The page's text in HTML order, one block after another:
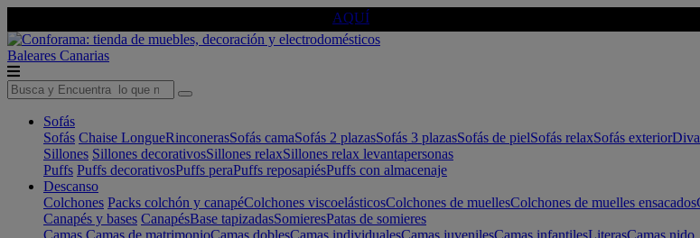
AQUÍ
Baleares Canarias
Sofás
Sofás Chaise LongueRinconerasSofás camaSofás 2 plazasSofás 3 plazasSofás de pielSofás relaxSofás exterior
Sillones Sillones decorativosSillones relaxSillones relax levantapersonas
Puffs Puffs decorativosPuffs peraPuffs reposapiésPuffs con almacenaje
Descanso
Colchones Packs colchón y canapéColchones viscoelásticosColchones de muellesColchones de muelles ensacados
Canapés y bases CanapésBase tapizadasSomieresPatas de somieres
Camas Camas de matrimonioCamas doblesCamas individualesCamas juvenilesCamas infantilesLiterasCamas nido